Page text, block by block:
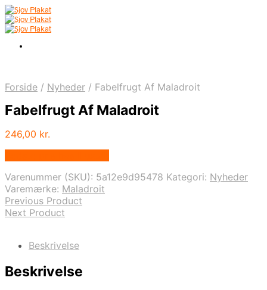
Forside / Nyheder / Fabelfrugt Af Maladroit
Fabelfrugt Af Maladroit
246,00 kr.
Varenummer (SKU): 5a12e9d95478 Kategori: Nyheder
Varemærke: Maladroit
Previous Product
Next Product
Beskrivelse
Beskrivelse